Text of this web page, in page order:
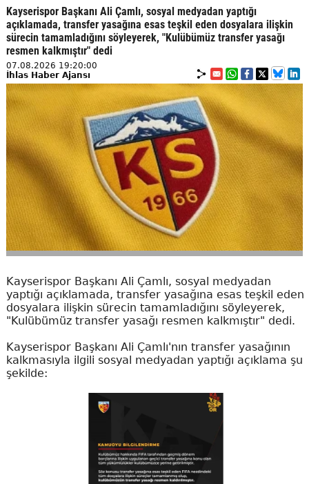
Kayserispor Başkanı Ali Çamlı, sosyal medyadan yaptığı
açıklamada, transfer yasağına esas teşkil eden dosyalara ilişkin
sürecin tamamladığını söyleyerek, "Kulübümüz transfer yasağı
resmen kalkmıştır" dedi
07.08.2026 19:20:00
İhlas Haber Ajansı
Kayserispor Başkanı Ali Çamlı, sosyal medyadan
yaptığı açıklamada, transfer yasağına esas teşkil eden
dosyalara ilişkin sürecin tamamladığını söyleyerek,
"Kulübümüz transfer yasağı resmen kalkmıştır" dedi.
Kayserispor Başkanı Ali Çamlı'nın transfer yasağının
kalkmasıyla ilgili sosyal medyadan yaptığı açıklama şu
şekilde: